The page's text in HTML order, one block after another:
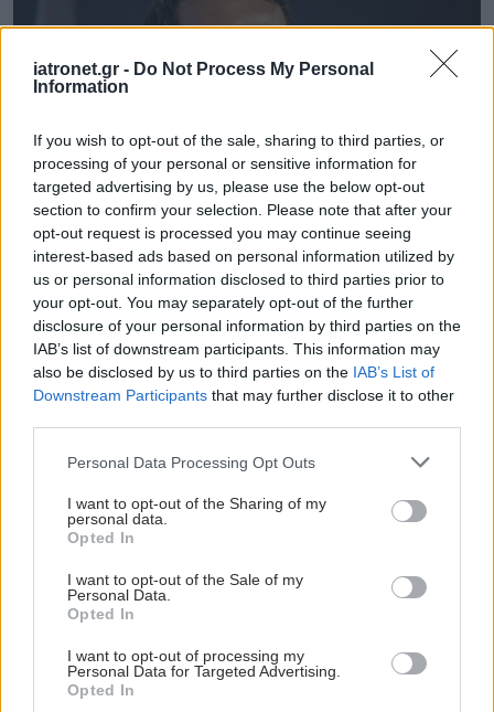
iatronet.gr - Do Not Process My Personal
Information
If you wish to opt-out of the sale, sharing to third parties, or
processing of your personal or sensitive information for
targeted advertising by us, please use the below opt-out
section to confirm your selection. Please note that after your
opt-out request is processed you may continue seeing
interest-based ads based on personal information utilized by
us or personal information disclosed to third parties prior to
your opt-out. You may separately opt-out of the further
disclosure of your personal information by third parties on the
IAB’s list of downstream participants. This information may
also be disclosed by us to third parties on the IAB’s List of
Downstream Participants that may further disclose it to other
Please note that this website/app uses one or more Google
not limited to your visit or usage behaviour. You may click to
grant or deny consent to Google and its third-party tags to
use your data for below specified purposes in below Google
consent section.
Personal Data Processing Opt Outs
I want to opt-out of the Sharing of my
personal data.
Opted In
I want to opt-out of the Sale of my
Personal Data.
Opted In
I want to opt-out of processing my
Personal Data for Targeted Advertising.
Opted In
Σάββατο, 12 Αυγούστου 2023, 15:55
Παύθηκε από τα καθήκοντά του ο πρόεδρος της
Αρχής Υποβοηθούμενης Αναπαραγωγής
Με απόφαση του υπουργού Υγείας, Μιχάλη Χρυσοχοΐδη.
Δευτέρα, 15 Μαΐου 2023, 16:00